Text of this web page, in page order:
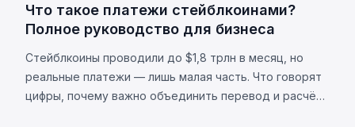
Что такое платежи стейблкоинами?
Полное руководство для бизнеса
Стейблкоины проводили до $1,8 трлн в месяц, но
реальные платежи — лишь малая часть. Что говорят
цифры, почему важно объединить перевод и расчёт,